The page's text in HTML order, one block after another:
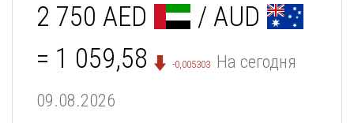
2 750 AED
/ AUD
= 1 059,58
-0,005303 На сегодня
09.08.2026